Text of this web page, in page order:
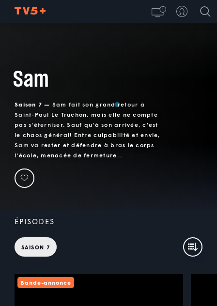
Sam
Saison 7 — Sam fait son grand retour à
Saint-Paul Le Truchon, mais elle ne compte
pas s'éterniser. Sauf qu'à son arrivée, c'est
le chaos général! Entre culpabilité et envie,
Sam va rester et défendre à bras le corps
l'école, menacée de fermeture...
ÉPISODES
SAISON 7
Bande-annonce